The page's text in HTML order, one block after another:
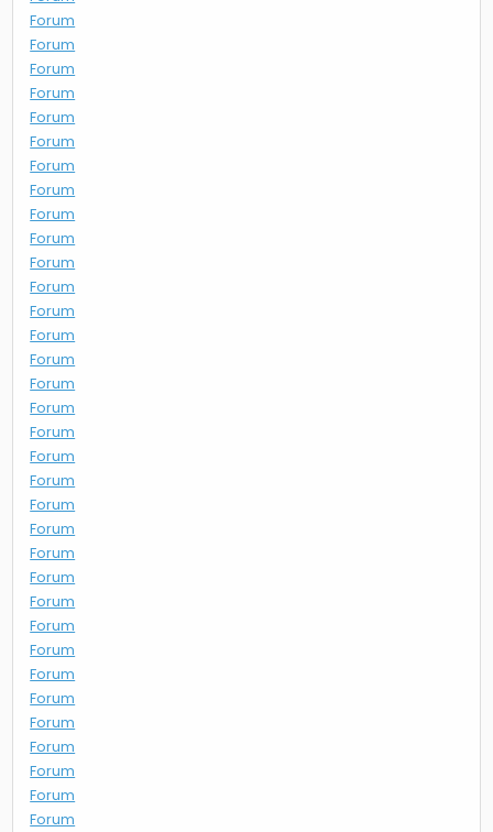
Forum
Forum
Forum
Forum
Forum
Forum
Forum
Forum
Forum
Forum
Forum
Forum
Forum
Forum
Forum
Forum
Forum
Forum
Forum
Forum
Forum
Forum
Forum
Forum
Forum
Forum
Forum
Forum
Forum
Forum
Forum
Forum
Forum
Forum